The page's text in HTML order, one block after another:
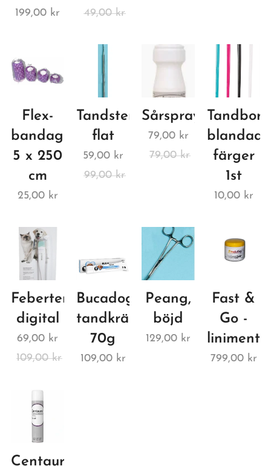
199,00 kr
49,00kr
Flex-
bandage
5 x 250
cm
25,00kr
Tandstensskrapa,
flat
59,00kr
99,00kr
Sårspray
79,00kr
79,00kr
blandade
färger
1st
10,00kr
Febertermometer,
digital
69,00 kr
109,00kr
Bucadog,
tandkräm
70g
109,00kr
Peang,
böjd
129,00 kr
Fast &
Go -
liniment
799,00kr
Centaura,